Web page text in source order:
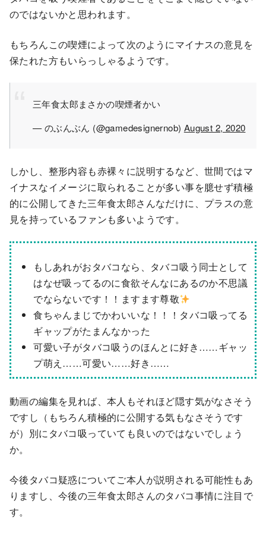
のではないかと思われます。
もちろんこの喫煙によって次のようにマイナスの意見を
保たれた方もいらっしゃるようです。
三年食太郎まさかの喫煙者かい
— のぶんぶん (@gamedesignernob) August 2, 2020
しかし、整形内容も赤裸々に説明するなど、世間ではマ
イナスなイメージに取られることが多い事を臆せず積極
的に公開してきた三年食太郎さんなだけに、プラスの意
見を持っているファンも多いようです。
もしあれがおタバコなら、タバコ吸う同士として
はなぜ吸ってるのに食欲そんなにあるのか不思議
でならないです！！ますます尊敬
食ちゃんまじでかわいいな！！！タバコ吸ってる
ギャップがたまんなかった
可愛い子がタバコ吸うのほんとに好き……ギャッ
プ萌え……可愛い……好き……
動画の編集を見れば、本人もそれほど隠す気がなさそう
ですし（もちろん積極的に公開する気もなさそうです
が）別にタバコ吸っていても良いのではないでしょう
か。
今後タバコ疑惑についてご本人が説明される可能性もあ
りますし、今後の三年食太郎さんのタバコ事情に注目で
す。